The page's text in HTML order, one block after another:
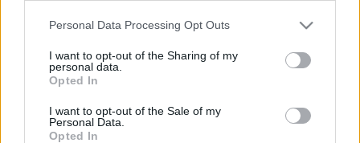
Please note that this website/app uses one or more Google
not limited to your visit or usage behaviour. You may click to
grant or deny consent to Google and its third-party tags to
use your data for below specified purposes in below Google
consent section.
Personal Data Processing Opt Outs
I want to opt-out of the Sharing of my
personal data.
Opted In
I want to opt-out of the Sale of my
Personal Data.
Opted In
Csomó